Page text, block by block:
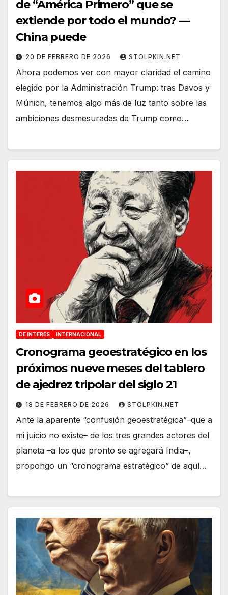
de “América Primero” que se
extiende por todo el mundo? —
China puede
20 DE FEBRERO DE 2026 STOLPKIN.NET
Ahora podemos ver con mayor claridad el camino
elegido por la Administración Trump: tras Davos y
Múnich, tenemos algo más de luz tanto sobre las
ambiciones desmesuradas de Trump como…
DE INTERÉS INTERNACIONAL
Cronograma geoestratégico en los
próximos nueve meses del tablero
de ajedrez tripolar del siglo 21
18 DE FEBRERO DE 2026 STOLPKIN.NET
Ante la aparente “confusión geoestratégica”–que a
mi juicio no existe– de los tres grandes actores del
planeta –a los que pronto se agregará India–,
propongo un “cronograma estratégico” de aquí…